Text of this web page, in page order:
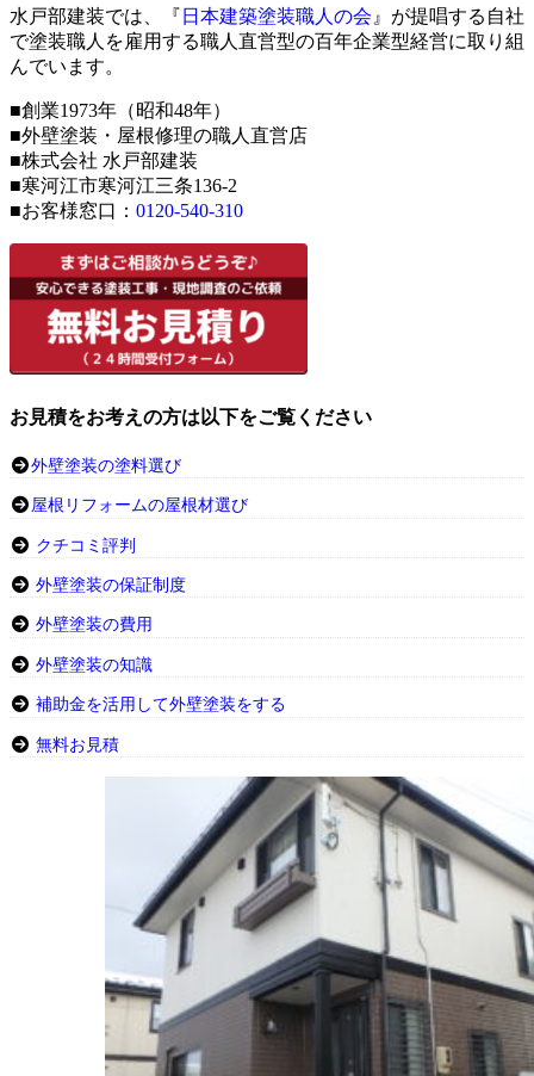
水戸部建装では、『 日本建築塗装職人の会 』が提唱する自社
で塗装職人を雇用する職人直営型の百年企業型経営に取り組
んでいます。
■創業1973年（昭和48年）
■外壁塗装・屋根修理の職人直営店
■株式会社 水戸部建装
■寒河江市寒河江三条136-2
■お客様窓口： 0120-540-310
お見積をお考えの方は以下をご覧ください
外壁塗装の塗料選び
屋根リフォームの屋根材選び
クチコミ評判
外壁塗装の保証制度
外壁塗装の費用
外壁塗装の知識
補助金を活用して外壁塗装をする
無料お見積